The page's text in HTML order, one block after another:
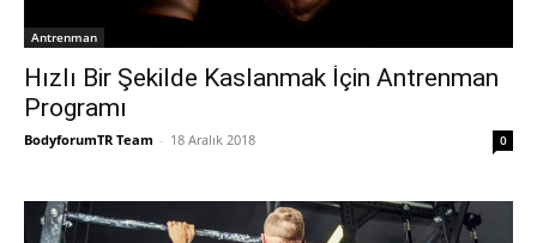
Antrenman
Hızlı Bir Şekilde Kaslanmak İçin Antrenman
Programı
BodyforumTR Team - 18 Aralık 2018 0